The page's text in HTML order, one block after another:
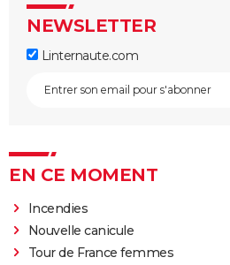
NEWSLETTER
Linternaute.com
EN CE MOMENT
Incendies
Nouvelle canicule
Tour de France femmes